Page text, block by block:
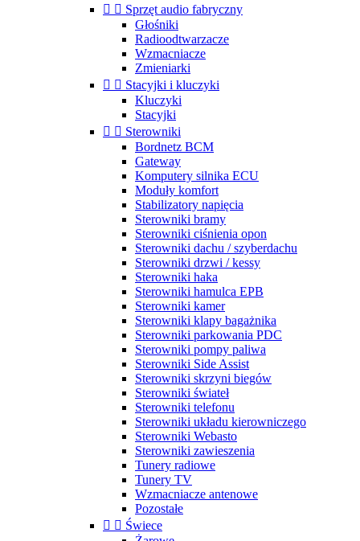
  Sprzęt audio fabryczny
Głośniki
Radioodtwarzacze
Wzmacniacze
Zmieniarki
  Stacyjki i kluczyki
Kluczyki
Stacyjki
  Sterowniki
Bordnetz BCM
Gateway
Komputery silnika ECU
Moduły komfort
Stabilizatory napięcia
Sterowniki bramy
Sterowniki ciśnienia opon
Sterowniki dachu / szyberdachu
Sterowniki drzwi / kessy
Sterowniki haka
Sterowniki hamulca EPB
Sterowniki kamer
Sterowniki klapy bagażnika
Sterowniki parkowania PDC
Sterowniki pompy paliwa
Sterowniki Side Assist
Sterowniki skrzyni biegów
Sterowniki świateł
Sterowniki telefonu
Sterowniki układu kierowniczego
Sterowniki Webasto
Sterowniki zawieszenia
Tunery radiowe
Tunery TV
Wzmacniacze antenowe
Pozostałe
  Świece